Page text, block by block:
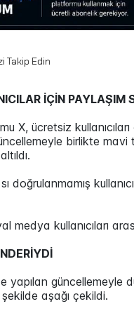
Takip Edin
İÇİN PAYLAŞIM
X, ücretsiz
birlikte
doğrulanmamış
medya kullanıcıları
yapılan
aşağı çekildi.